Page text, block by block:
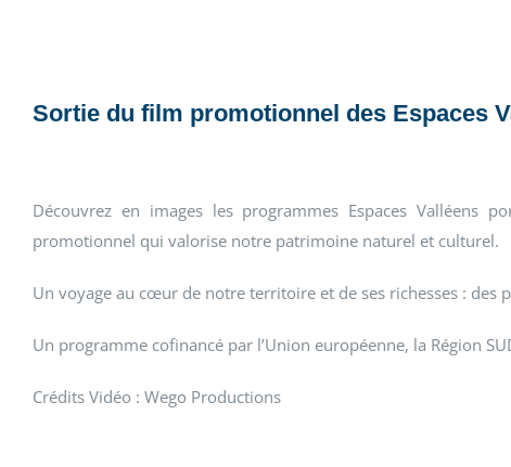
Sortie du film promotionnel des Espaces
Découvrez en images les programmes Espaces Valléens
promotionnel qui valorise notre patrimoine naturel et culturel.
Un voyage au cœur de notre territoire et de ses richesses : des
Un programme cofinancé par l’Union européenne, la Région
Crédits Vidéo : Wego Productions